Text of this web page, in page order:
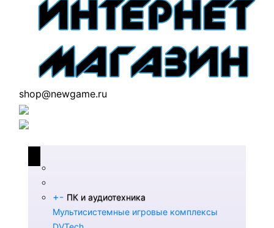
shop@newgame.ru
+- ПК и аудиотехника
Мультисистемные игровые комплексы